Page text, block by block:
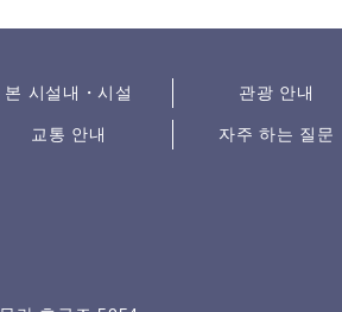
본 시설내・시설
교통 안내
관광 안내
자주 하는 질문